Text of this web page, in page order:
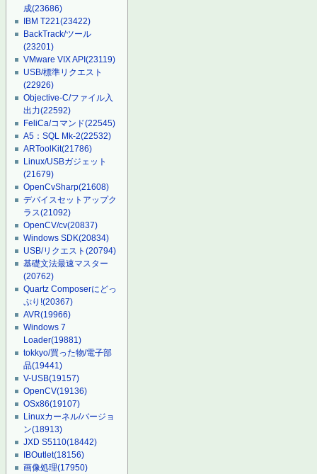
成(23686)
IBM T221(23422)
BackTrack/ツール
(23201)
VMware VIX API(23119)
USB/標準リクエスト
(22926)
Objective-C/ファイル入
出力(22592)
FeliCa/コマンド(22545)
A5：SQL Mk-2(22532)
ARToolKit(21786)
Linux/USBガジェット
(21679)
OpenCvSharp(21608)
デバイスセットアップク
ラス(21092)
OpenCV/cv(20837)
Windows SDK(20834)
USB/リクエスト(20794)
基礎文法最速マスター
(20762)
Quartz Composerにどっ
ぷり!(20367)
AVR(19966)
Windows 7
Loader(19881)
tokkyo/買った物/電子部
品(19441)
V-USB(19157)
OpenCV(19136)
OSx86(19107)
Linuxカーネル/バージョ
ン(18913)
JXD S5110(18442)
IBOutlet(18156)
画像処理(17950)